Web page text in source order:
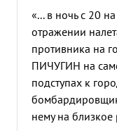
«... в ночь с 20
отражении
противника на
ПИЧУГИН на
подступах к
нему на